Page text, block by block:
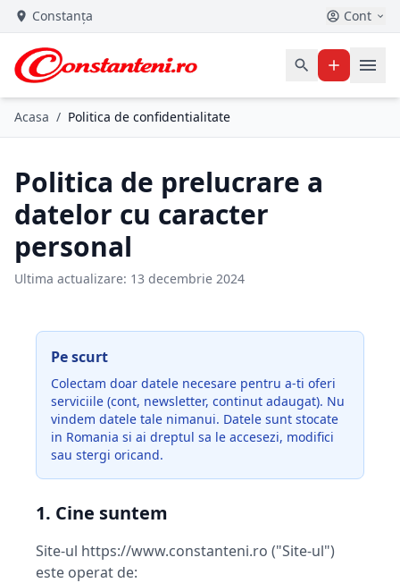
Constanța Cont
Acasa / Politica de confidentialitate
Politica de prelucrare a
datelor cu caracter
personal
Ultima actualizare: 13 decembrie 2024
Pe scurt
Colectam doar datele necesare pentru a-ti oferi
serviciile (cont, newsletter, continut adaugat). Nu
vindem datele tale nimanui. Datele sunt stocate
in Romania si ai dreptul sa le accesezi, modifici
sau stergi oricand.
1. Cine suntem
Site-ul https://www.constanteni.ro ("Site-ul")
este operat de: